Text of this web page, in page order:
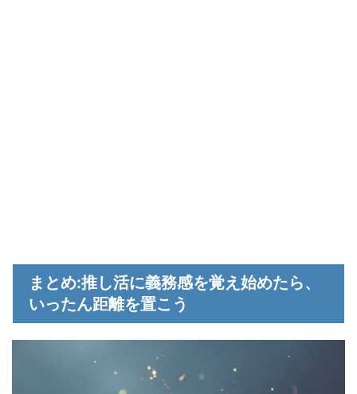
まとめ:推し活に義務感を覚え始めたら、
いったん距離を置こう